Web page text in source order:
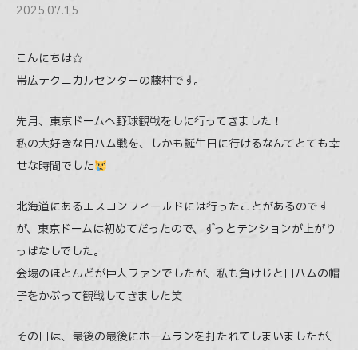
Blog
Faq
Contact
03-5366-3567
2025.07.15
こんにちは☆
帯広テクニカルセンターの藤村です。
先月、東京ドームへ野球観戦をしに行ってきました！
私の大好きな日ハム戦を、しかも誕生日に行けるなんてとても幸
せな時間でした
北海道にあるエスコンフィールドには行ったことがあるのです
が、東京ドームは初めてだったので、ずっとテンションが上がり
っぱなしでした。
会場のほとんどが巨人ファンでしたが、私も負けじと日ハムの帽
子をかぶって観戦してきました笑
その日は、最後の最後にホームランを打たれてしまいましたが、